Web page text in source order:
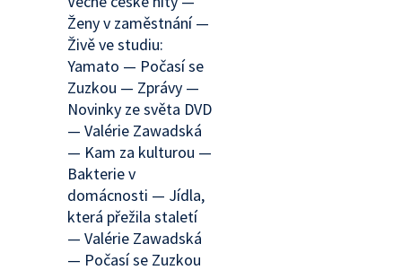
Ženy v zaměstnání —
Živě ve studiu:
Yamato — Počasí se
Zuzkou — Zprávy —
Novinky ze světa DVD
— Valérie Zawadská
— Kam za kulturou —
Bakterie v
domácnosti — Jídla,
která přežila staletí
— Valérie Zawadská
— Počasí se Zuzkou